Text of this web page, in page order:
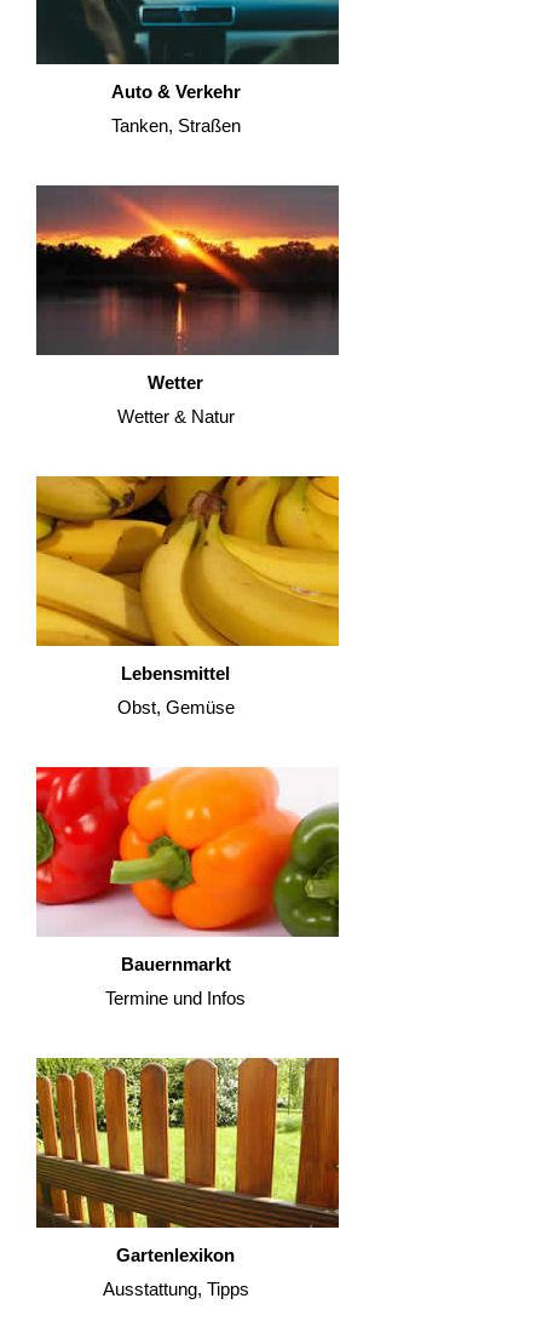
Auto & Verkehr
Tanken, Straßen
Wetter
Wetter & Natur
Lebensmittel
Obst, Gemüse
Bauernmarkt
Termine und Infos
Gartenlexikon
Ausstattung, Tipps